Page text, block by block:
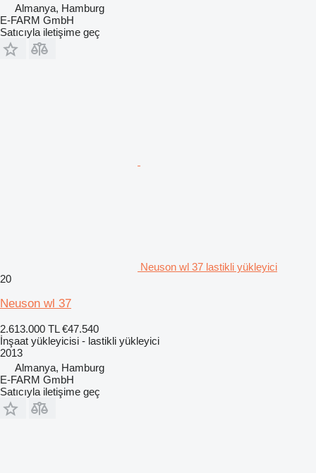
Almanya, Hamburg
E-FARM GmbH
Satıcıyla iletişime geç
Neuson wl 37 lastikli yükleyici
20
Neuson wl 37
2.613.000 TL €47.540
İnşaat yükleyicisi - lastikli yükleyici
2013
Almanya, Hamburg
E-FARM GmbH
Satıcıyla iletişime geç